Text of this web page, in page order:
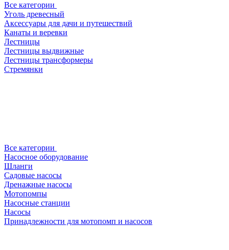
Все категории
Уголь древесный
Аксессуары для дачи и путешествий
Канаты и веревки
Лестницы
Лестницы выдвижные
Лестницы трансформеры
Стремянки
Все категории
Насосное оборудование
Шланги
Садовые насосы
Дренажные насосы
Мотопомпы
Насосные станции
Насосы
Принадлежности для мотопомп и насосов